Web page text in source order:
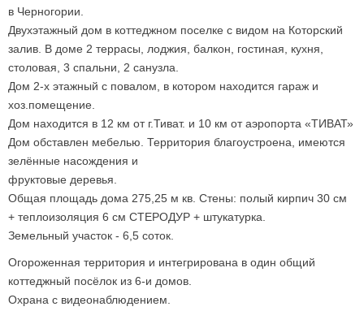
в Черногории.
Двухэтажный дом в коттеджном поселке с видом на Которский
залив. В доме 2 террасы, лоджия, балкон, гостиная, кухня,
столовая, 3 спальни, 2 санузла.
Дом 2-х этажный с повалом, в котором находится гараж и
хоз.помещение.
Дом находится в 12 км от г.Тиват. и 10 км от аэропорта «ТИВАТ»
Дом обставлен мебелью. Территория благоустроена, имеются
зелённые насождения и
фруктовые деревья.
Общая площадь дома 275,25 м кв. Стены: полый кирпич 30 см
+ теплоизоляция 6 см СТЕРОДУР + штукатурка.
Земельный участок - 6,5 соток.
Огороженная территория и интегрирована в один общий
коттеджный посёлок из 6-и домов.
Охрана с видеонаблюдением.